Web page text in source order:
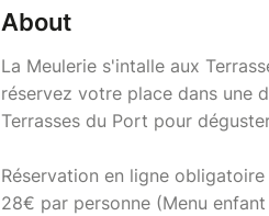
About
La Meulerie s'intalle aux
réservez votre place dans une
Terrasses du Port pour
Réservation en ligne obligatoire
28€ par personne (Menu